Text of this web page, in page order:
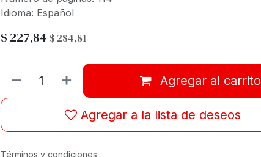
Idioma: Español
$ 227,84 $284,81
Agregar al carrito
Agregar a la lista de deseos
Términos y condiciones